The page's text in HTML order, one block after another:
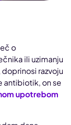
o
ili uzimanju
razvoju
antibiotik, on se
upotrebom